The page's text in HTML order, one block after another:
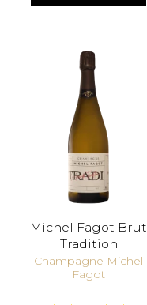
Michel Fagot Brut
Tradition
Champagne Michel
Fagot